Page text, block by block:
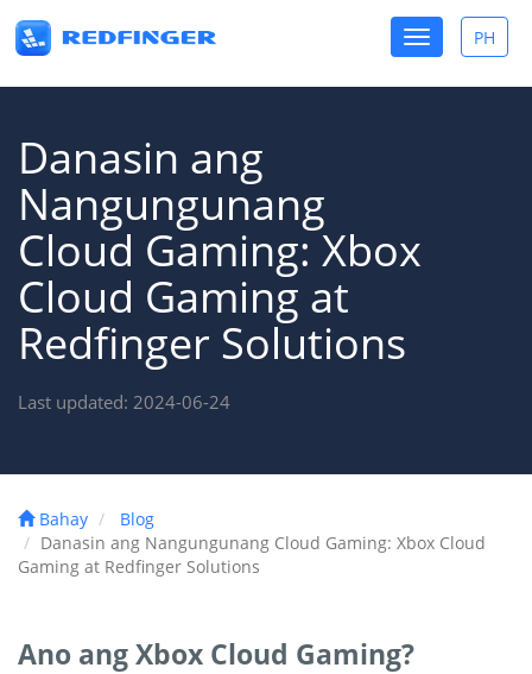
Toggle
PH
Toggle
navigation
Danasin ang
Nangungunang
Cloud Gaming: Xbox
Cloud Gaming at
Redfinger Solutions
Last updated: 2024-06-24
Bahay
Blog
Danasin ang Nangungunang Cloud Gaming: Xbox Cloud
Gaming at Redfinger Solutions
Ano ang Xbox Cloud Gaming?